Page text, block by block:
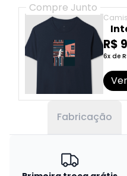
Compre Junto
R$
6x de
Fabricação